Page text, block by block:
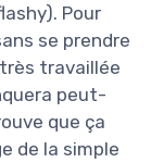
Pour
se prendre
travaillée
peut-
que ça
de la simple